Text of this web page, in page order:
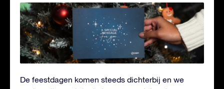
De feestdagen komen steeds dichterbij en we